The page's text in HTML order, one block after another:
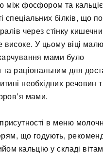
між фосфором та
спеціальних білків, що
через стінку
високе. У цьому віці
мами було
раціональним для
необхідних речовин
мами.
в меню
що годують,
кальцію у складі